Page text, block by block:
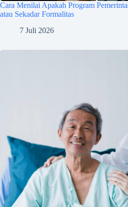
Cara Menilai Apakah Program
atau Sekadar Formalitas
7 Juli 2026